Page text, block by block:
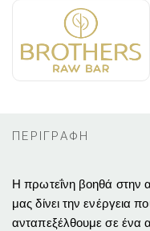
ΠΕΡΙΓΡΑΦΗ
Η πρωτεΐνη βοηθά στην
μας δίνει την ενέργεια
ανταπεξέλθουμε σε ένα